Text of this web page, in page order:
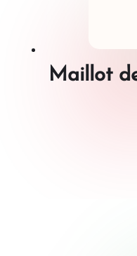
Maillot